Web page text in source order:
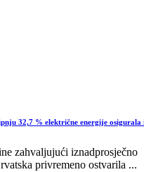
32,7 % električne energije osigurala
zahvaljujući iznadprosječno
privremeno ostvarila ...